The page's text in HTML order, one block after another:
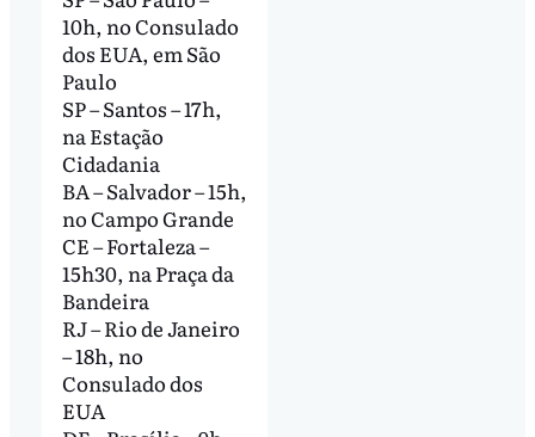
10h, no Consulado
dos EUA, em São
Paulo
SP – Santos – 17h,
na Estação
Cidadania
BA – Salvador – 15h,
no Campo Grande
CE – Fortaleza –
15h30, na Praça da
Bandeira
RJ – Rio de Janeiro
– 18h, no
Consulado dos
EUA